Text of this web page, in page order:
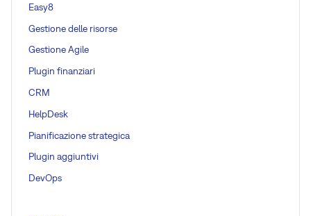
Easy8
Gestione delle risorse
Gestione Agile
Plugin finanziari
CRM
HelpDesk
Pianificazione strategica
Plugin aggiuntivi
DevOps